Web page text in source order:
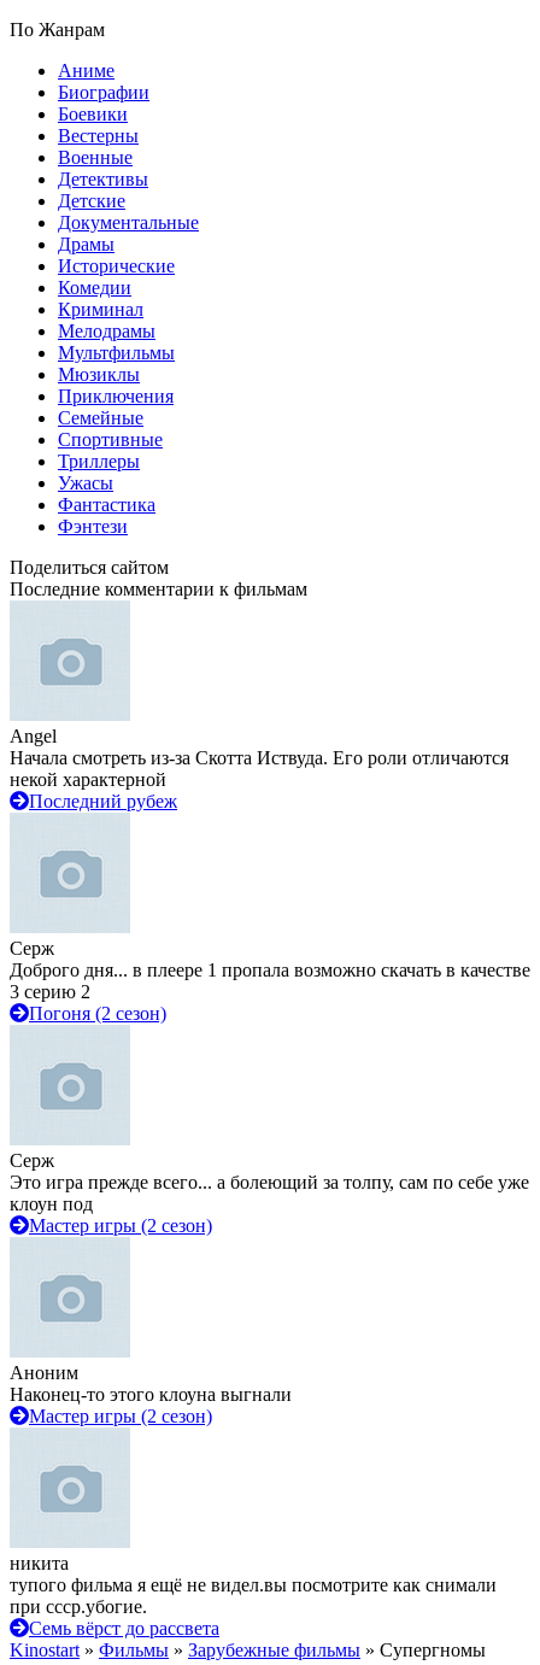
По Жанрам
Аниме
Биографии
Боевики
Вестерны
Военные
Детективы
Детские
Документальные
Драмы
Исторические
Комедии
Криминал
Мелодрамы
Мультфильмы
Мюзиклы
Приключения
Семейные
Спортивные
Триллеры
Ужасы
Фантастика
Фэнтези
Поделиться сайтом
Последние комментарии к фильмам
Angel
Начала смотреть из-за Скотта Иствуда. Его роли отличаются
некой характерной
Последний рубеж
Серж
Доброго дня... в плеере 1 пропала возможно скачать в качестве
3 серию 2
Погоня (2 сезон)
Серж
Это игра прежде всего... а болеющий за толпу, сам по себе уже
клоун под
Мастер игры (2 сезон)
Аноним
Наконец-то этого клоуна выгнали
Мастер игры (2 сезон)
никита
тупого фильма я ещё не видел.вы посмотрите как снимали
при ссср.убогие.
Семь вёрст до рассвета
Kinostart » Фильмы » Зарубежные фильмы » Супергномы